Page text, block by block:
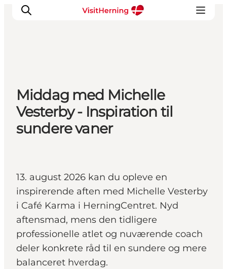
Det sker
Spis, drik og shop
Kunstlandet
Se og oplev
Book overnatning
Middag med Michelle
Vesterby - Inspiration til
sundere vaner
13. august 2026 kan du opleve en
inspirerende aften med Michelle Vesterby
i Café Karma i HerningCentret. Nyd
aftensmad, mens den tidligere
professionelle atlet og nuværende coach
deler konkrete råd til en sundere og mere
balanceret hverdag.